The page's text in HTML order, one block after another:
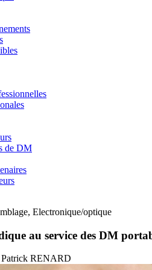
de DM
Electronique/optique
au service des DM
Patrick RENARD